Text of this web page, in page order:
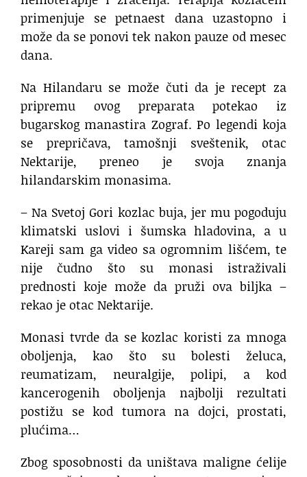
primenjuje se petnaest dana uzastopno i
može da se ponovi tek nakon pauze od mesec
dana.
Na Hilandaru se može čuti da je recept za
pripremu ovog preparata potekao iz
bugarskog manastira Zograf. Po legendi koja
se prepričava, tamošnji sveštenik, otac
Nektarije, preneo je svoja znanja
hilandarskim monasima.
– Na Svetoj Gori kozlac buja, jer mu pogoduju
klimatski uslovi i šumska hladovina, a u
Kareji sam ga video sa ogromnim lišćem, te
nije čudno što su monasi istraživali
prednosti koje može da pruži ova biljka –
rekao je otac Nektarije.
Monasi tvrde da se kozlac koristi za mnoga
oboljenja, kao što su bolesti želuca,
reumatizam, neuralgije, polipi, a kod
kancerogenih oboljenja najbolji rezultati
postižu se kod tumora na dojci, prostati,
plućima…
Zbog sposobnosti da uništava maligne ćelije